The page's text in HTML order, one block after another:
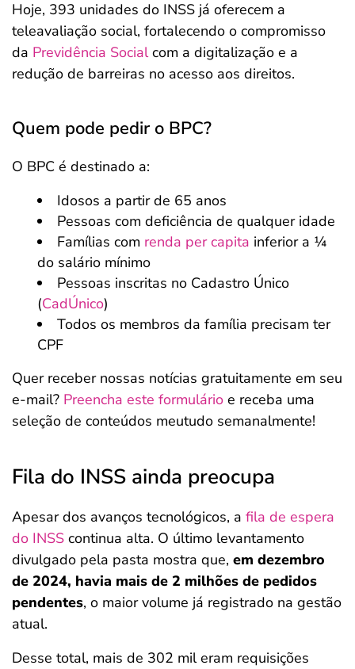
Hoje, 393 unidades do INSS já oferecem a
teleavaliação social, fortalecendo o compromisso
da Previdência Socialcom a digitalização e a
redução de barreiras no acesso aos direitos.
Quem pode pedir o BPC?
O BPC é destinado a:
Idosos a partir de 65 anos
Pessoas com deficiência de qualquer idade
Famílias com renda per capita inferior a ¼
do salário mínimo
Pessoas inscritas no Cadastro Único
(CadÚnico)
Todos os membros da família precisam ter
CPF
Quer receber nossas notícias gratuitamente em seu
e-mail? Preencha este formulário e receba uma
seleção de conteúdos meutudo semanalmente!
Fila do INSS ainda preocupa
Apesar dos avanços tecnológicos, a fila de espera
do INSS continua alta. O último levantamento
divulgado pela pasta mostra que, em dezembro
de 2024, havia mais de 2 milhões de pedidos
pendentes, o maior volume já registrado na gestão
atual.
Desse total, mais de 302 mil eram requisições